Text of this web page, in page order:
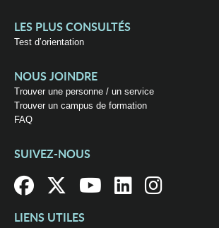
LES PLUS CONSULTÉS
Test d’orientation
NOUS JOINDRE
Trouver une personne / un service
Trouver un campus de formation
FAQ
SUIVEZ-NOUS
LIENS UTILES